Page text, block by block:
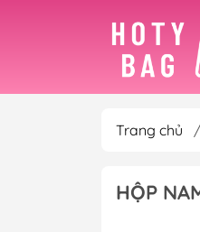
Trang chủ /
HỘP